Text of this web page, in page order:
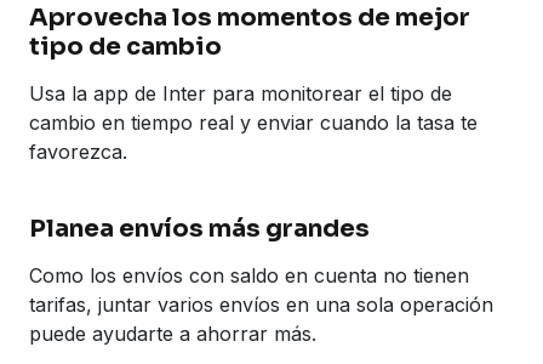
Aprovecha los momentos de mejor
tipo de cambio
Usa la app de Inter para monitorear el tipo de
cambio en tiempo real y enviar cuando la tasa te
favorezca.
Planea envíos más grandes
Como los envíos con saldo en cuenta no tienen
tarifas, juntar varios envíos en una sola operación
puede ayudarte a ahorrar más.